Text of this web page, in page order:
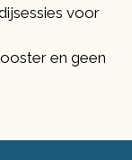
voor
en geen